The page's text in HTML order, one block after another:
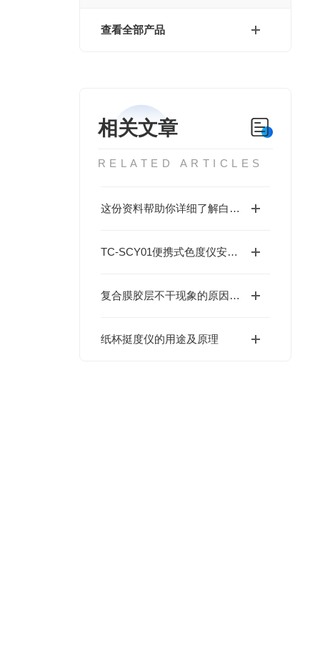
查看全部产品
相关文章
RELATED ARTICLES
这份资料帮助你详细了解白度颜色测定仪的技术指标和主要功能
TC-SCY01便携式色度仪安全操作及保养规程
复合膜胶层不干现象的原因与解决方案
纸杯挺度仪的用途及原理